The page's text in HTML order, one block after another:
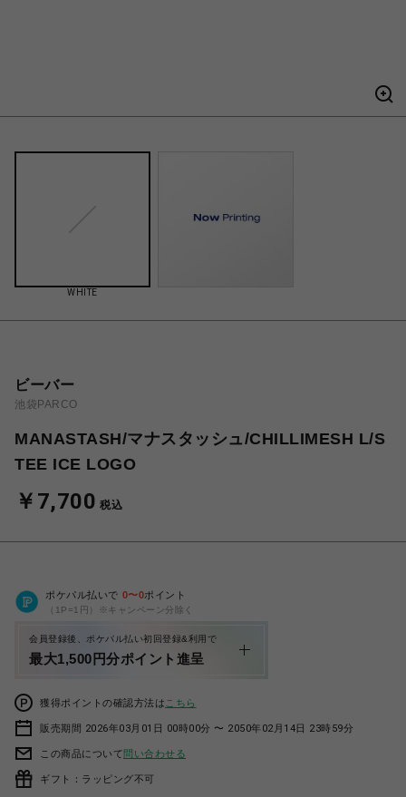
WHITE
ビーバー
池袋PARCO
MANASTASH/マナスタッシュ/CHILLIMESH L/S
TEE ICE LOGO
￥7,700 税込
ポケパル払いで 0〜0ポイント
（1P=1円）※キャンペーン分除く
会員登録後、ポケパル払い初回登録&利用で
最大1,500円分ポイント進呈
獲得ポイントの確認方法は こちら
販売期間 2026年03月01日 00時00分 〜 2050年02月14日 23時59分
この商品について問い合わせる
ギフト：ラッピング不可